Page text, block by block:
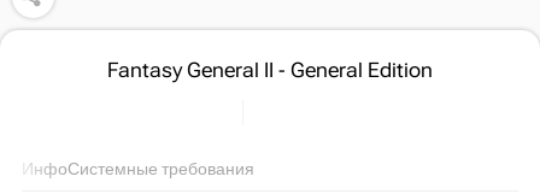
Fantasy General II - General Edition
ИнфоСистемные требования